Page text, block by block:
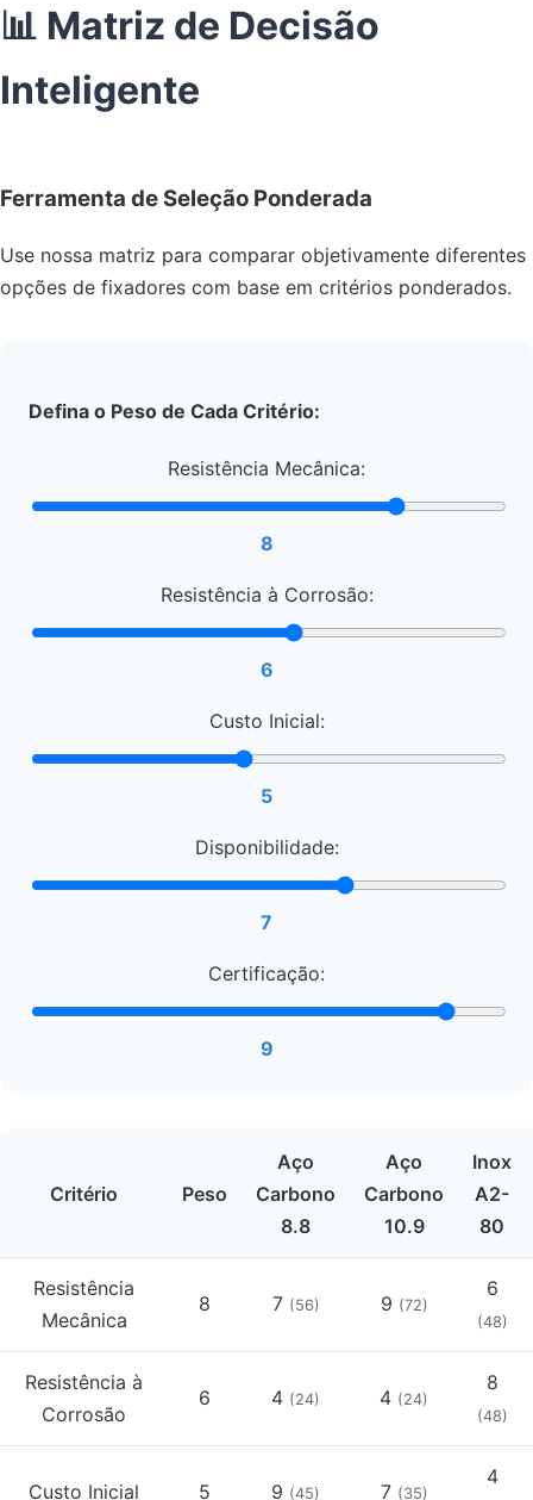
📊 Matriz de Decisão
Inteligente
Ferramenta de Seleção Ponderada
Use nossa matriz para comparar objetivamente diferentes
opções de fixadores com base em critérios ponderados.
Defina o Peso de Cada Critério:
Resistência Mecânica:
8
Resistência à Corrosão:
6
Custo Inicial:
5
Disponibilidade:
7
Certificação:
9
Critério Peso
Aço
Carbono
8.8
Aço
Carbono
10.9
Inox
A2-
80
Resistência
Mecânica
8 7 (56) 9 (72)
6
(48)
Resistência à
Corrosão
6 4 (24) 4 (24)
8
(48)
Custo Inicial 5 9 (45) 7 (35)
4